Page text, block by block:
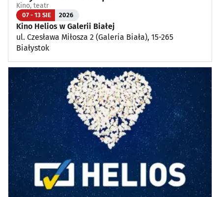
Wydarzenia sportowe i rekreacyjne
Plenerowe, festyny(9)
Dla dzieci(3)
Targi, konferencje(8)
Wykłady, pokazy, imprezy okolicznościowe (11)
Poza Białymstokiem (1)
Kino, teatr
07 - 13 SIE 2026
Kino Helios w Galerii Białej
ul. Czesława Miłosza 2 (Galeria Biała), 15-265
Białystok